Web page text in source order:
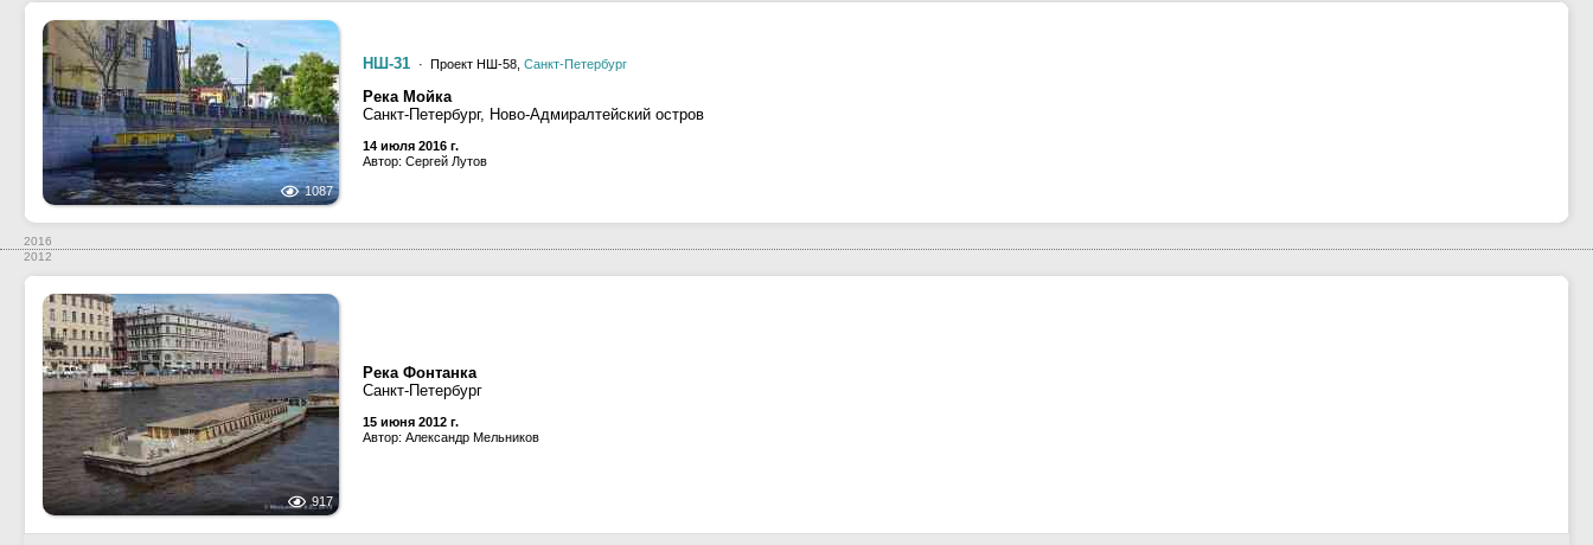
1087
НШ-31 · Проект НШ-58, Санкт-Петербург
Река Мойка
Санкт-Петербург, Ново-Адмиралтейский остров
14 июля 2016 г.
Автор: Сергей Лутов
2016
2012
917
Река Фонтанка
Санкт-Петербург
15 июня 2012 г.
Автор: Александр Мельников